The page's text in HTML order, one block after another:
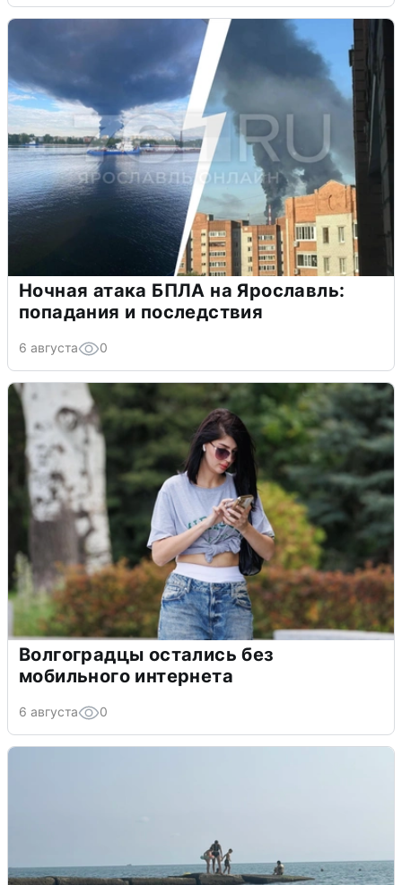
Ночная атака БПЛА на Ярославль:
попадания и последствия
6 августа 0
Волгоградцы остались без
мобильного интернета
6 августа 0